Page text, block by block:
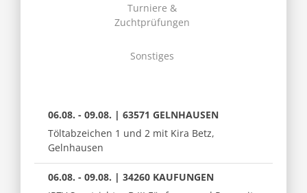
Turniere &
Zuchtprüfungen
Sonstiges
06.08. - 09.08. | 63571 GELNHAUSEN
Töltabzeichen 1 und 2 mit Kira Betz,
Gelnhausen
06.08. - 09.08. | 34260 KAUFUNGEN